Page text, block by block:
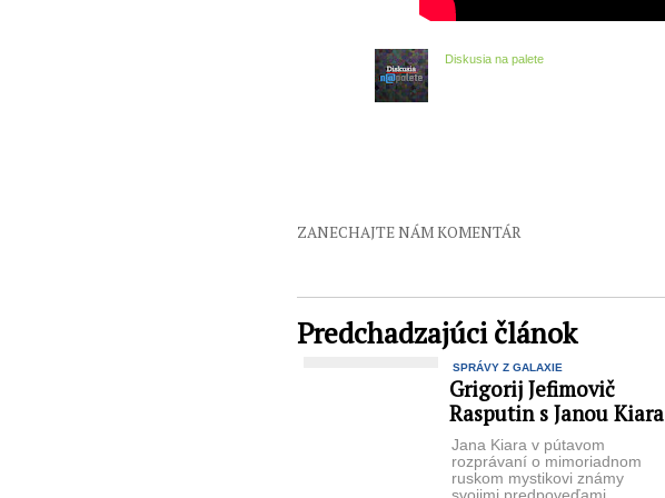
Diskusia na palete
ZANECHAJTE NÁM KOMENTÁR
Predchadzajúci článok
SPRÁVY Z GALAXIE
Grigorij Jefimovič
Rasputin s Janou Kiara
Jana Kiara v pútavom
rozprávaní o mimoriadnom
ruskom mystikovi známy